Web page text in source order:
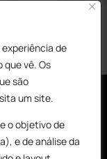
de
que vê. Os
são
um site.
o objetivo de
e de análise da